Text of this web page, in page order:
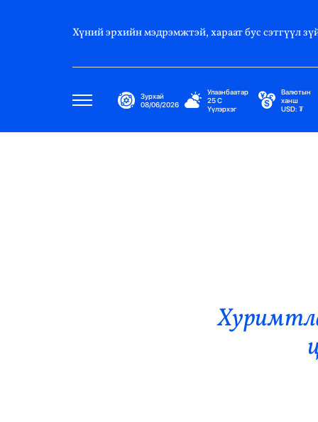
Хүний эрхийн мэдрэмжтэй, хараат бус сэтгүүл
Зурхай
08/06/2026
Улаанбаатар
25C
Үүлэрхэг
Валютын
ханш
USD: ₮
Эрүүл Мэнд